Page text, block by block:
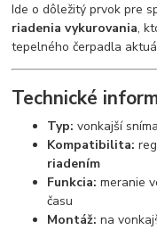
Ide o dôležitý prvok pre
riadenia vykurovania,
tepelného čerpadla
Technické
Typ: vonkajší
Kompatibilita:
riadením
Funkcia: meranie
času
Montáž: na